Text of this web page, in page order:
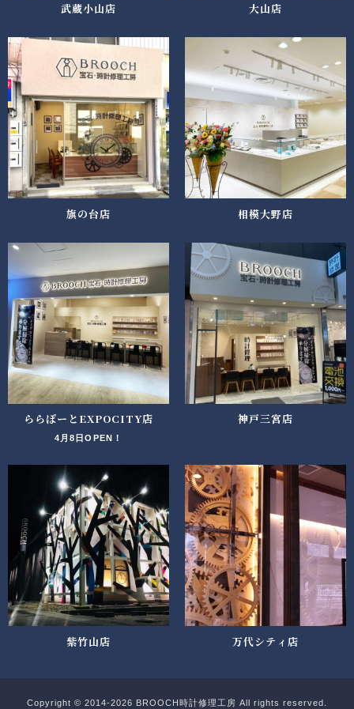
武蔵小山店 大山店
旗の台店 相模大野店
ららぽーとEXPOCITY店
4月8日OPEN！
神戸三宮店
紫竹山店 万代シティ店
Copyright © 2014-2026 BROOCH時計修理工房 All rights reserved.